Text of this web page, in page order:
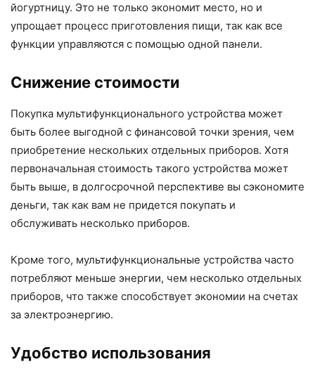
йогуртницу. Это не только экономит место, но и
упрощает процесс приготовления пищи, так как все
функции управляются с помощью одной панели.
Снижение стоимости
Покупка мультифункционального устройства может
быть более выгодной с финансовой точки зрения, чем
приобретение нескольких отдельных приборов. Хотя
первоначальная стоимость такого устройства может
быть выше, в долгосрочной перспективе вы сэкономите
деньги, так как вам не придется покупать и
обслуживать несколько приборов.
Кроме того, мультифункциональные устройства часто
потребляют меньше энергии, чем несколько отдельных
приборов, что также способствует экономии на счетах
за электроэнергию.
Удобство использования